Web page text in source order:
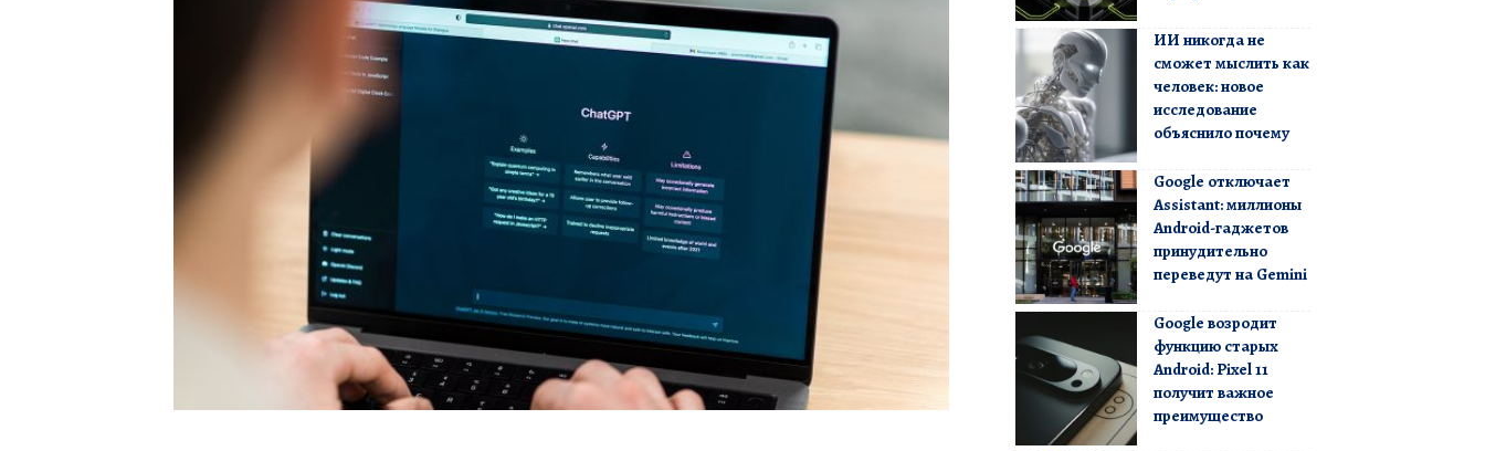
ИИ никогда не
сможет мыслить как
человек: новое
исследование
объяснило почему
Google отключает
Assistant: миллионы
Android-гаджетов
принудительно
переведут на Gemini
Google возродит
функцию старых
Android: Pixel 11
получит важное
преимущество